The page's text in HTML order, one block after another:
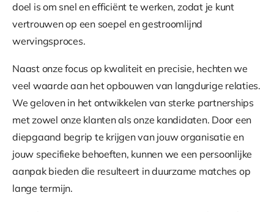
doel is om snel en efficiënt te werken, zodat je kunt
vertrouwen op een soepel en gestroomlijnd
wervingsproces.
Naast onze focus op kwaliteit en precisie, hechten we
veel waarde aan het opbouwen van langdurige relaties.
We geloven in het ontwikkelen van sterke partnerships
met zowel onze klanten als onze kandidaten. Door een
diepgaand begrip te krijgen van jouw organisatie en
jouw specifieke behoeften, kunnen we een persoonlijke
aanpak bieden die resulteert in duurzame matches op
lange termijn.